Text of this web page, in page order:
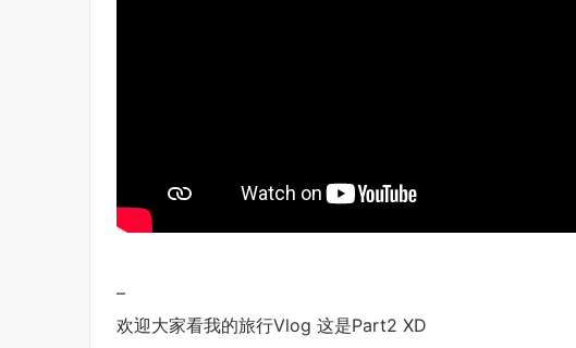
–
欢迎大家看我的旅行Vlog 这是Part2 XD